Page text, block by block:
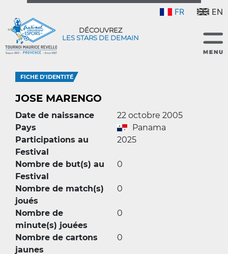
FR EN
DÉCOUVREZ
LES STARS DE DEMAIN
FICHE D'IDENTITÉ
JOSE MARENGO
Date de naissance
22 octobre 2005
Pays
Panama
Participations au
Festival
2025
Nombre de but(s) au
Festival
0
Nombre de match(s)
joués
0
Nombre de
minute(s) jouées
0
Nombre de cartons
jaunes
0